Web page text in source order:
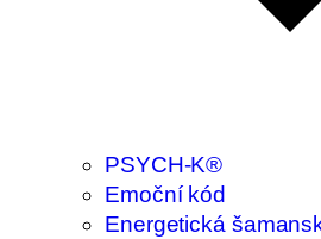
PSYCH-K®
Emoční kód
Energetická